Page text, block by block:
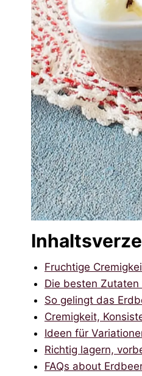
Fruchtige
Die besten
So gelingt das
Cremigkeit,
Ideen für
Richtig lagern,
FAQs about